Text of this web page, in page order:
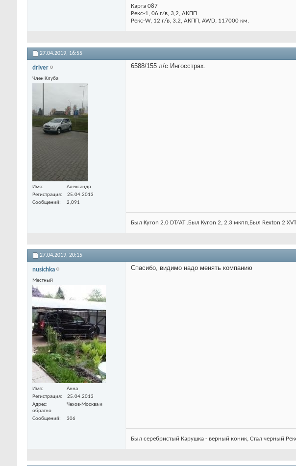
Карта 087
Рекс-1, 06 г/в, 3,2, АКПП
Рекс-W, 12 г/в, 3.2, АКПП, AWD, 117000 км.
27.04.2019, 16:55
driver
Член Клуба
Имя
Александр
Регистрация
25.04.2013
Сообщений
2,091
6588/155 л/с Ингосстрах.
Был Kyron 2.0 DT/AT .Был Kyron 2, 2.3 мкпп,Был Rexton 2
27.04.2019, 20:15
nusichka
Местный
Имя
Анна
Регистрация
25.04.2013
Адрес
Чехов-Москва и
обратно
Сообщений
306
Спасибо, видимо надо менять компанию
Был серебристый Карушка - верный коник, Стал черный